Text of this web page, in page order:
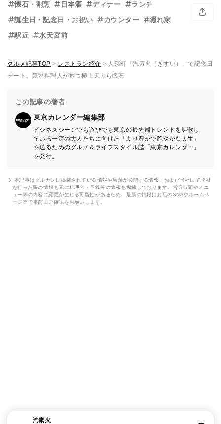
懐石・割烹
日本酒 ディナー
ランチ
誕生日・記念日・お祝い
カウンター
隠れ家
駅近
水天宮前
グルメ記事TOP > レストラン紹介 > 人形町『汽素火（きすい）』で記念日
デート。気鋭料理人が放つ極上天ぷら懐石
この記事の著者
東京カレンダー編集部
ビジネスシーンでも遊びでも東京の最先端トレンドを謳歌し
ている一流の大人たちに向けた「より豊かで艶やかな人生」
を送るためのグルメ＆ライフスタイル誌「東京カレンダー」
を発行。
※ 本記事はグルカレに掲載されている情報や店舗が公開する情報、および当社にて取材
を行った際の情報を元に料理名・予算等の情報を掲載しております。営業時間やメニ
ュー等の内容に変更が生じる可能性があるため、最新の情報はお店のSNSやホームペ
ージ等で事前にご確認をお願いします。
汽素火